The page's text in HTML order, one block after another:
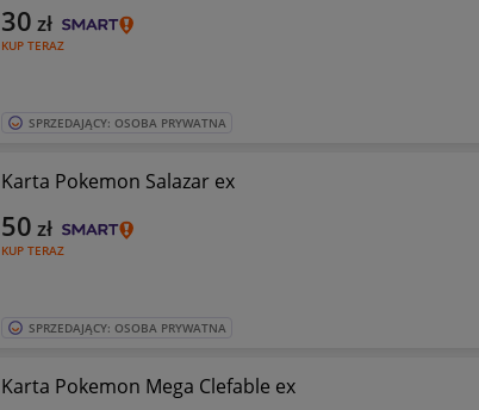
KUP TERAZ
30 zł
SPRZEDAJĄCY: OSOBA PRYWATNA
Karta Pokemon Salazar ex
KUP TERAZ
50 zł
SPRZEDAJĄCY: OSOBA PRYWATNA
Karta Pokemon Mega Clefable ex